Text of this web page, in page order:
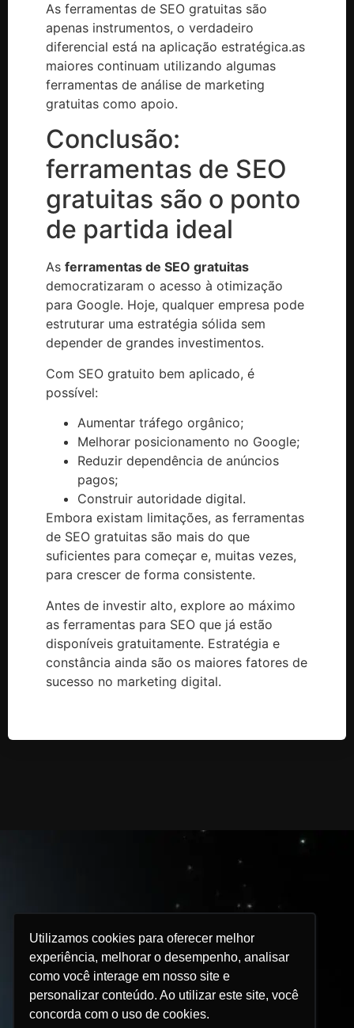
Utilizamos cookies para oferecer melhor
experiência, melhorar o desempenho, analisar
como você interage em nosso site e
personalizar conteúdo. Ao utilizar este site, você
concorda com o uso de cookies.
As ferramentas de SEO gratuitas são
apenas instrumentos, o verdadeiro
diferencial está na aplicação estratégica.as
maiores continuam utilizando algumas
ferramentas de análise de marketing
gratuitas como apoio.
Conclusão:
ferramentas de SEO
gratuitas são o ponto
de partida ideal
As ferramentas de SEO gratuitas
democratizaram o acesso à otimização
para Google. Hoje, qualquer empresa pode
estruturar uma estratégia sólida sem
depender de grandes investimentos.
Com SEO gratuito bem aplicado, é
possível:
Aumentar tráfego orgânico;
Melhorar posicionamento no Google;
Reduzir dependência de anúncios
pagos;
Construir autoridade digital.
Embora existam limitações, as ferramentas
de SEO gratuitas são mais do que
suficientes para começar e, muitas vezes,
para crescer de forma consistente.
Antes de investir alto, explore ao máximo
as ferramentas para SEO que já estão
disponíveis gratuitamente. Estratégia e
constância ainda são os maiores fatores de
sucesso no marketing digital.
Temos a fórmula do sucesso?
> Não